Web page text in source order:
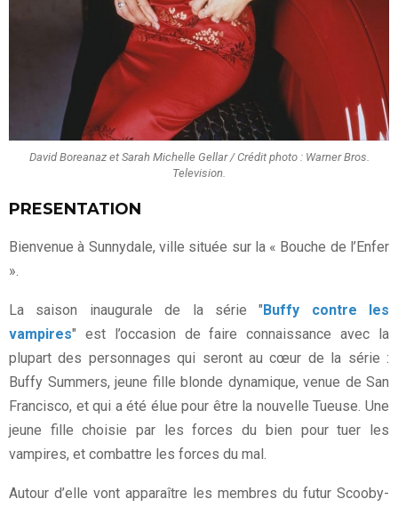
David Boreanaz et Sarah Michelle Gellar / Crédit photo : Warner Bros.
Television.
PRESENTATION
Bienvenue à Sunnydale, ville située sur la « Bouche de l’Enfer
».
La saison inaugurale de la série "Buffy contre les
vampires" est l’occasion de faire connaissance avec la
plupart des personnages qui seront au cœur de la série :
Buffy Summers, jeune fille blonde dynamique, venue de San
Francisco, et qui a été élue pour être la nouvelle Tueuse. Une
jeune fille choisie par les forces du bien pour tuer les
vampires, et combattre les forces du mal.
Autour d’elle vont apparaître les membres du futur Scooby-